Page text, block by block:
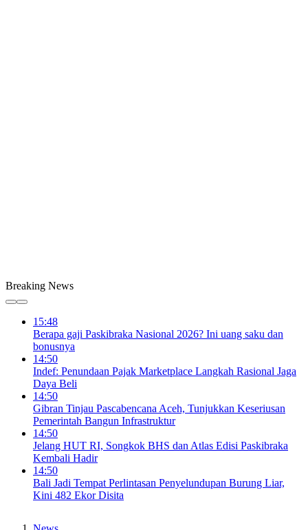
Breaking News
15:48
Berapa gaji Paskibraka Nasional 2026? Ini uang saku dan
bonusnya
14:50
Indef: Penundaan Pajak Marketplace Langkah Rasional Jaga
Daya Beli
14:50
Gibran Tinjau Pascabencana Aceh, Tunjukkan Keseriusan
Pemerintah Bangun Infrastruktur
14:50
Jelang HUT RI, Songkok BHS dan Atlas Edisi Paskibraka
Kembali Hadir
14:50
Bali Jadi Tempat Perlintasan Penyelundupan Burung Liar,
Kini 482 Ekor Disita